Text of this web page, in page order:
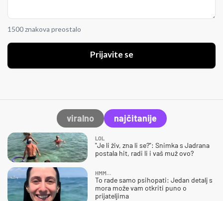
1500 znakova preostalo
Prijavite se
viralno najčitanije
LOL
"Je li živ, zna li se?": Snimka s Jadrana
postala hit, radi li i vaš muž ovo?
HMM…
To rade samo psihopati: Jedan detalj s
mora može vam otkriti puno o
prijateljima